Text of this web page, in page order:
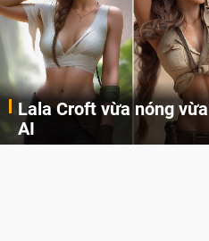
Lala Croft vừa nóng
AI